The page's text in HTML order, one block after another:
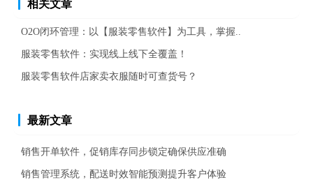
相关文章
O2O闭环管理：以【服装零售软件】为工具，掌握..
服装零售软件：实现线上线下全覆盖！
服装零售软件店家卖衣服随时可查货号？
最新文章
销售开单软件，促销库存同步锁定确保供应准确
销售管理系统，配送时效智能预测提升客户体验